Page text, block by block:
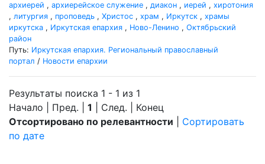
архиерей , архиерейское служение , диакон , иерей , хиротония
, литургия , проповедь , Христос , храм , Иркутск , храмы
иркутска , Иркутская епархия , Ново-Ленино , Октябрьский
район
Путь: Иркутская епархия. Региональный православный
портал / Новости епархии
Результаты поиска 1 - 1 из 1
Начало | Пред. | 1 | След. | Конец
Отсортировано по релевантности
Сортировать
по дате